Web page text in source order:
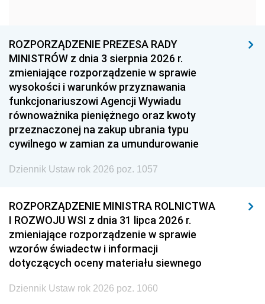
1957 1956
1954 1953
1951 1950
1948 1947
1945 1944 1939
1938 1937 1936
1935 1934
1929 1928 1927
1926 1925 1924
1923 1922
ROZPORZĄDZENIE PREZESA RADY
MINISTRÓW z dnia 3 sierpnia 2026 r.
zmieniające rozporządzenie w sprawie
wysokości i warunków przyznawania
funkcjonariuszowi Agencji Wywiadu
równoważnika pieniężnego oraz kwoty
przeznaczonej na zakup ubrania typu
cywilnego w zamian za umundurowanie
Dziennik Ustaw rok 2026 poz. 1057
ROZPORZĄDZENIE MINISTRA ROLNICTWA
I ROZWOJU WSI z dnia 31 lipca 2026 r.
zmieniające rozporządzenie w sprawie
wzorów świadectw i informacji
dotyczących oceny materiału siewnego
Dziennik Ustaw rok 2026 poz. 1060